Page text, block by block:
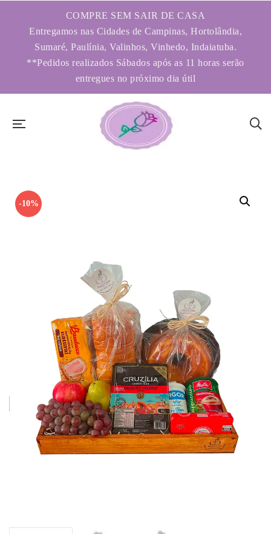
COMPRE SEM SAIR DE CASA
Entregamos nas Cidades de Campinas, Hortolândia,
Sumaré, Paulínia, Valinhos, Vinhedo, Indaiatuba.
**Pedidos realizados Sábados após as 11 horas serão
entregues no próximo dia útil
-10%